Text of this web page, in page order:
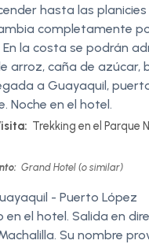
hasta las planicies
completamente
la costa se podrán
arroz, caña de azúcar,
a Guayaquil,
Noche en el hotel.
Trekking en el Parque
Grand Hotel (o similar)
- Puerto López
en el hotel. Salida en
Su nombre